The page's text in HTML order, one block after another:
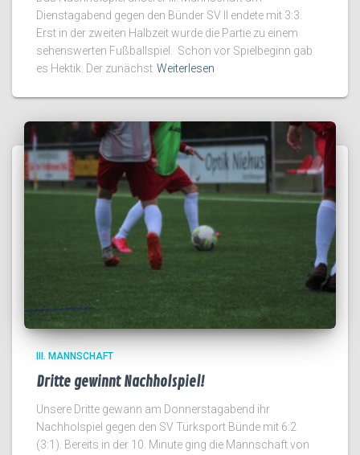
Dienstagabend gegen den Bünder SV II endete mit 3:3.
Erst in der zweiten Halbzeit wurde die Partie zu einem
sehenswerten Fußballspiel. Schon vor Spielbeginn gab
es Hektik. Der zunächst Weiterlesen
III. MANNSCHAFT
Dritte gewinnt Nachholspiel!
Unsere Dritte gewann am Donnerstagabend ihr
Nachholspiel gegen den SV Türksport Bünde mit 6:2
(3:1). Bereits in der 10. Minute ging die Mannschaft von